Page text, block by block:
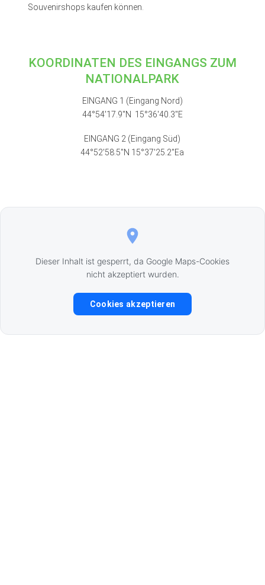
Souvenirshops kaufen können.
KOORDINATEN DES EINGANGS ZUM
NATIONALPARK
EINGANG 1 (Eingang Nord)
44°54'17.9''N 15°36'40.3''E
EINGANG 2 (Eingang Süd)
44°52'58.5''N 15°37'25.2''Ea
Dieser Inhalt ist gesperrt, da Google Maps-Cookies
nicht akzeptiert wurden.
Cookies akzeptieren